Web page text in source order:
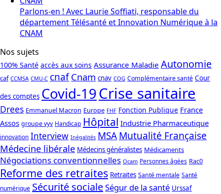
Parlons-en ! Avec Laurie Soffiati, responsable du
département Télésanté et Innovation Numérique à la
CNAM
Nos sujets
100% Santé accès aux soins Assurance Maladie Autonomie
caf CCMSA CMU-C cnaf Cnam cnav COG Complémentaire santé Cour
des comptes Covid-19Crise sanitaire
Drees Emmanuel Macron Europe FHF Fonction Publique France
Assos groupe vyv Handicap Hôpital Industrie Pharmaceutique
innovation Interview Inégalités MSAMutualité Française
Médecine libérale Médecins généralistes Médicaments
Négociations conventionnelles Ocam Personnes âgées Rac0
Reforme des retraites Retraites Santé mentale Santé
numérique Sécurité socialeSégur de la santé Urssaf